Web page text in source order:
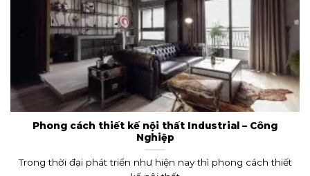
Phong cách thiết kế nội thất Industrial – Công
Nghiệp
Trong thời đại phát triển như hiện nay thì phong cách thiết